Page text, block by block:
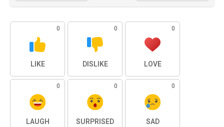
0
LIKE
0
DISLIKE
0
LOVE
0
LAUGH
0
SURPRISED
0
SAD